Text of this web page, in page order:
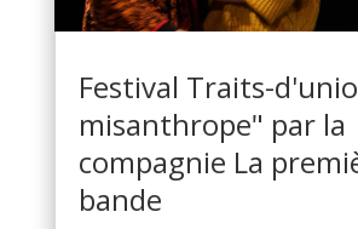
Festival Traits-
misanthrope" par la
compagnie La
bande